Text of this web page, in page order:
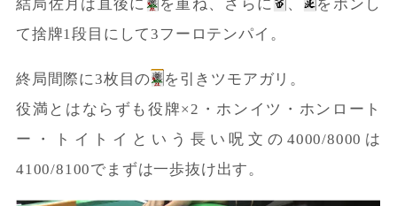
結局佐月は直後に
を重ね、さらに 、
をポンし
て捨牌1段目にして3フーロテンパイ。
終局間際に3枚目の
を引きツモアガリ。
役満とはならずも役牌×2・ホンイツ・ホンロート
ー・トイトイという長い呪文の4000/8000は
4100/8100でまずは一歩抜け出す。